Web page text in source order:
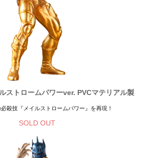
ストロームパワーver. PVCマテリアル製
殺技『メイルストロームパワー』を再現！
SOLD OUT